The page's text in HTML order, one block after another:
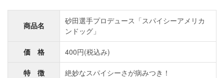
商品名
砂田選手プロデュース「スパイシーアメリカ
ンドッグ」
価 格 400円(税込み)
特 徴 絶妙なスパイシーさが病みつき！